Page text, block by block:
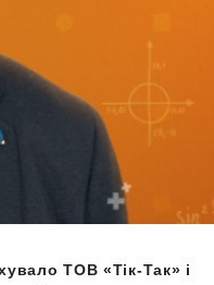
ТОВ «Тік-Так» і